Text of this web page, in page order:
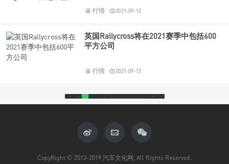
行情 2021-09-12
英国Rallycross将在2021赛季中包括600
平方公司
行情 2021-09-12
CopyRight © 2013-2019 汽车文化网, All Rights Reserved.